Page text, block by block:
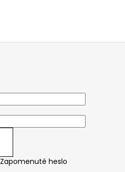
Zapomenuté heslo